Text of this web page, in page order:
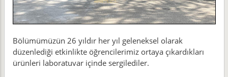
Bölümümüzün 26 yıldır her yıl geleneksel olarak
düzenlediği etkinlikte öğrencilerimiz ortaya çıkardıkları
ürünleri laboratuvar içinde sergilediler.